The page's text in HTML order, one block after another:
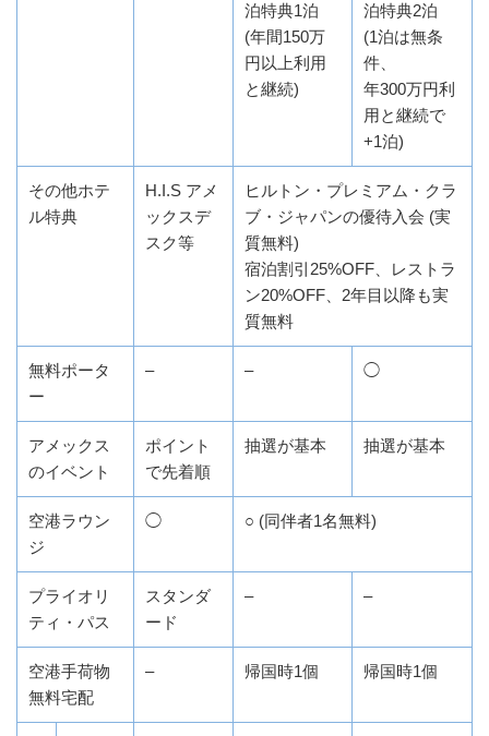
泊特典1泊
(年間150万
円以上利用
と継続)
泊特典2泊
(1泊は無条
件、
年300万円利
用と継続で
+1泊)
その他ホテ
ル特典
H.I.S アメ
ックスデ
スク等
ヒルトン・プレミアム・クラ
ブ・ジャパンの優待入会 (実
質無料)
宿泊割引25%OFF、レストラ
ン20%OFF、2年目以降も実
質無料
無料ポータ
ー
– – ◯
アメックス
のイベント
ポイント
で先着順
抽選が基本 抽選が基本
空港ラウン
ジ
◯ ○ (同伴者1名無料)
プライオリ
ティ・パス
スタンダ
ード
– –
空港手荷物
無料宅配
– 帰国時1個 帰国時1個